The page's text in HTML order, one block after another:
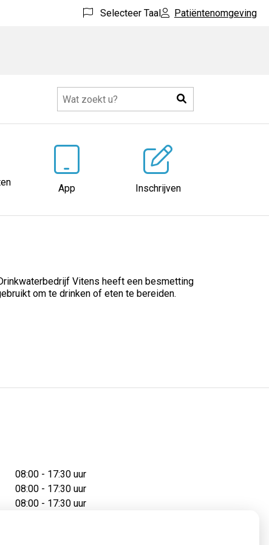
Selecteer Taal Patiëntenomgeving
Zoeken
App Inschrijven
Vitens heeft een besmetting
om te drinken of eten te bereiden.
08:00 - 17:30 uur
08:00 - 17:30 uur
08:00 - 17:30 uur